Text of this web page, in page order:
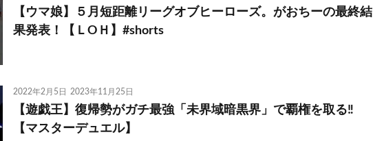
【ウマ娘】５月短距離リーグオブヒーローズ。がおちーの最終結
果発表！【ＬОＨ】#shorts
2022年2月5日 2023年11月25日
【遊戯王】復帰勢がガチ最強「未界域暗黒界」で覇権を取る‼
【マスターデュエル】